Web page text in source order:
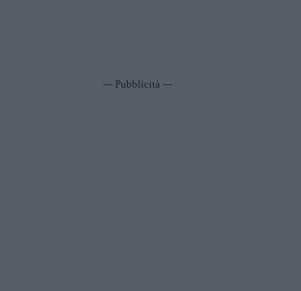
--- Pubblicità ---